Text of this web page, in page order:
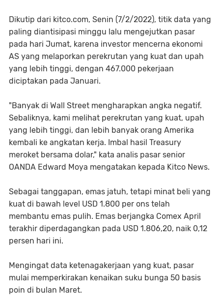
Dikutip dari kitco.com, Senin (7/2/2022), titik data yang
paling diantisipasi minggu lalu mengejutkan pasar
pada hari Jumat, karena investor mencerna ekonomi
AS yang melaporkan perekrutan yang kuat dan upah
yang lebih tinggi, dengan 467.000 pekerjaan
diciptakan pada Januari.
"Banyak di Wall Street mengharapkan angka negatif.
Sebaliknya, kami melihat perekrutan yang kuat, upah
yang lebih tinggi, dan lebih banyak orang Amerika
kembali ke angkatan kerja. Imbal hasil Treasury
meroket bersama dolar," kata analis pasar senior
OANDA Edward Moya mengatakan kepada Kitco News.
Sebagai tanggapan, emas jatuh, tetapi minat beli yang
kuat di bawah level USD 1.800 per ons telah
membantu emas pulih. Emas berjangka Comex April
terakhir diperdagangkan pada USD 1.806,20, naik 0,12
persen hari ini.
Mengingat data ketenagakerjaan yang kuat, pasar
mulai memperkirakan kenaikan suku bunga 50 basis
poin di bulan Maret.